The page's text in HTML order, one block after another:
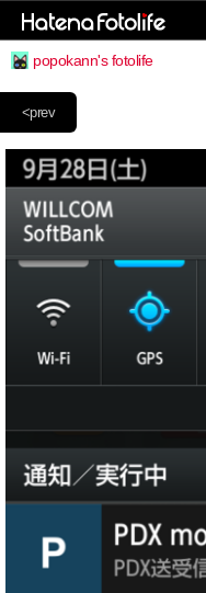
popokann's fotolife
<prev